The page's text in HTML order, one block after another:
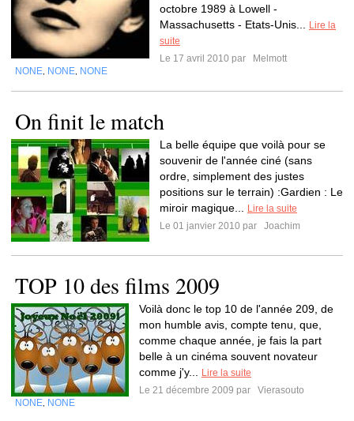
octobre 1989 à Lowell -
Massachusetts - Etats-Unis...
Lire la
suite
Le 17 avril 2010 par
Melmott
NONE NONE NONE
On finit le match
La belle équipe que voilà pour se
souvenir de l'année ciné (sans
ordre, simplement des justes
positions sur le terrain) :Gardien : Le
miroir magique...
Lire la suite
Le 01 janvier 2010 par
Joachim
TOP 10 des films 2009
Voilà donc le top 10 de l'année 209, de
mon humble avis, compte tenu, que,
comme chaque année, je fais la part
belle à un cinéma souvent novateur
comme j'y...
Lire la suite
Le 21 décembre 2009 par
Vierasouto
NONE NONE